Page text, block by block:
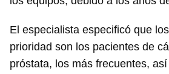
El especialista especificó que
prioridad son los pacientes de
próstata, los más frecuentes,